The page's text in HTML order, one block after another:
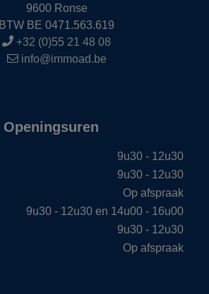
9600 Ronse
BTW BE 0471.563.619
+32 (0)55 21 48 08
info@immoad.be
Openingsuren
9u30 - 12u30
9u30 - 12u30
Op afspraak
9u30 - 12u30 en 14u00 - 16u00
9u30 - 12u30
Op afspraak